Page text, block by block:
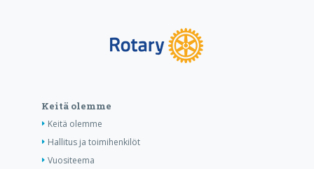
Keitä olemme
Keitä olemme
Hallitus ja toimihenkilöt
Vuositeema